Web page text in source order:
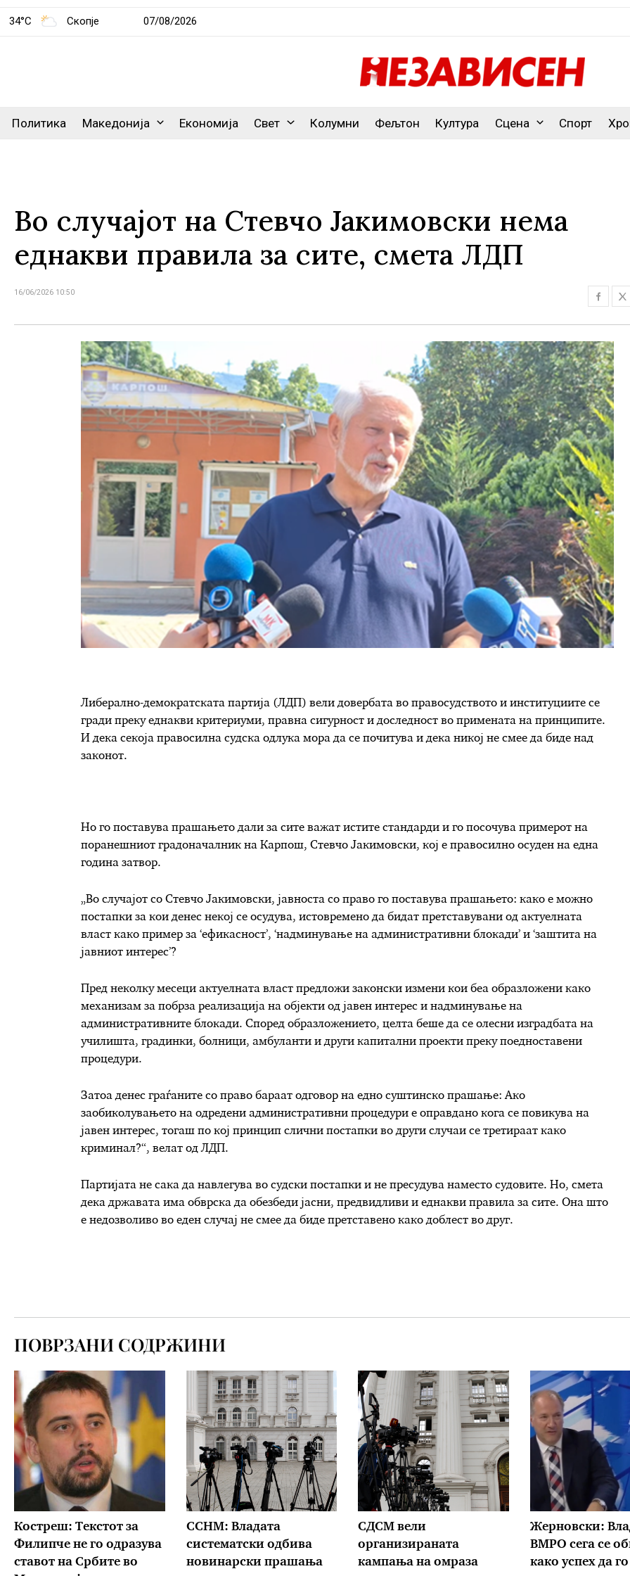
34°C Скопје 07/08/2026
Политика Македонија Економија Свет Колумни Фељтон Култура Сцена Спорт
Во случајот на Стевчо Јакимовски нема
еднакви правила за сите, смета ЛДП
16/06/2026 10:50
Либерално-демократската партија (ЛДП) вели довербата во правосудството и институциите се
гради преку еднакви критериуми, правна сигурност и доследност во примената на принципите.
И дека секоја правосилна судска одлука мора да се почитува и дека никој не смее да биде над
законот.
Но го поставува прашањето дали за сите важат истите стандарди и го посочува примерот на
поранешниот градоначалник на Карпош, Стевчо Јакимовски, кој е правосилно осуден на една
година затвор.
„Во случајот со Стевчо Јакимовски, јавноста со право го поставува прашањето: како е можно
постапки за кои денес некој се осудува, истовремено да бидат претставувани од актуелната
власт како пример за ‘ефикасност’, ‘надминување на административни блокади’ и ‘заштита на
јавниот интерес’?
Пред неколку месеци актуелната власт предложи законски измени кои беа образложени како
механизам за побрза реализација на објекти од јавен интерес и надминување на
административните блокади. Според образложението, целта беше да се олесни изградбата на
училишта, градинки, болници, амбуланти и други капитални проекти преку поедноставени
процедури.
Затоа денес граѓаните со право бараат одговор на едно суштинско прашање: Ако
заобиколувањето на одредени административни процедури е оправдано кога се повикува на
јавен интерес, тогаш по кој принцип слични постапки во други случаи се третираат како
криминал?“, велат од ЛДП.
Партијата не сака да навлегува во судски постапки и не пресудува наместо судовите. Но, смета
дека државата има обврска да обезбеди јасни, предвидливи и еднакви правила за сите. Она што
е недозволиво во еден случај не смее да биде претставено како доблест во друг.
ПОВРЗАНИ СОДРЖИНИ
Костреш: Текстот за
Филипче не го одразува
ставот на Србите во
ССНМ: Владата
систематски одбива
новинарски прашања
СДСМ вели
организираната
кампања на омраза
Жерновски:
ВМРО сега се
како успех да го